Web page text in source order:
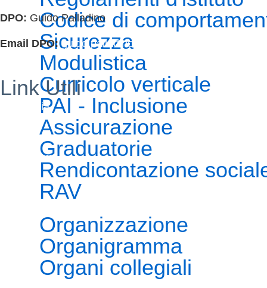
Codice di
Sicurezza
Modulistica
Curricolo verticale
PAI - Inclusione
Assicurazione
Graduatorie
Rendicontazione
RAV
Organizzazione
Organigramma
Organi collegiali
DPO: Guido Palladino
Email DPO: guido.palladino.dpo@gmail.com
Link Utili
Segreteria
Iscrizioni Online